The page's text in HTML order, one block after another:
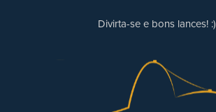
Divirta-se e bons lances! :)